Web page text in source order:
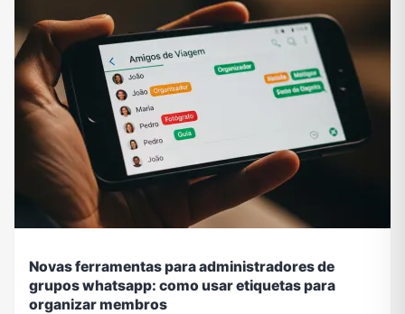
Novas ferramentas para administradores de
grupos whatsapp: como usar etiquetas para
organizar membros